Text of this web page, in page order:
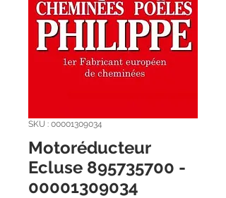
SKU : 00001309034
Motoréducteur
Ecluse 895735700 -
00001309034